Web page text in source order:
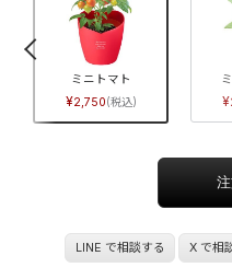
ミニトマト
2,750
LINE で相談する X で相